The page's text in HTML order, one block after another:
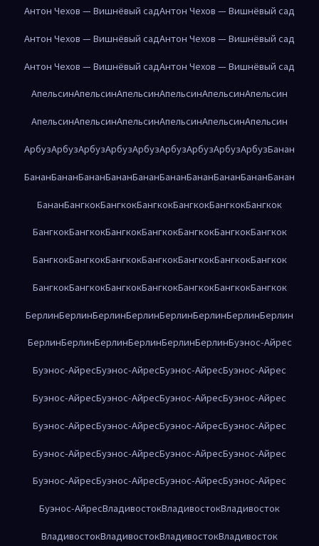
Антон Чехов — Вишнёвый садАнтон Чехов — Вишнёвый сад
Антон Чехов — Вишнёвый садАнтон Чехов — Вишнёвый сад
Антон Чехов — Вишнёвый садАнтон Чехов — Вишнёвый сад
АпельсинАпельсинАпельсинАпельсинАпельсинАпельсин
АпельсинАпельсинАпельсинАпельсинАпельсинАпельсин
АрбузАрбузАрбузАрбузАрбузАрбузАрбузАрбузАрбузБанан
БананБананБананБананБананБананБананБананБананБанан
БананБангкокБангкокБангкокБангкокБангкокБангкок
БангкокБангкокБангкокБангкокБангкокБангкокБангкок
БангкокБангкокБангкокБангкокБангкокБангкокБангкок
БангкокБангкокБангкокБангкокБангкокБангкокБангкок
БерлинБерлинБерлинБерлинБерлинБерлинБерлинБерлин
БерлинБерлинБерлинБерлинБерлинБерлинБуэнос-Айрес
Буэнос-АйресБуэнос-АйресБуэнос-АйресБуэнос-Айрес
Буэнос-АйресБуэнос-АйресБуэнос-АйресБуэнос-Айрес
Буэнос-АйресБуэнос-АйресБуэнос-АйресБуэнос-Айрес
Буэнос-АйресБуэнос-АйресБуэнос-АйресБуэнос-Айрес
Буэнос-АйресБуэнос-АйресБуэнос-АйресБуэнос-Айрес
Буэнос-АйресВладивостокВладивостокВладивосток
ВладивостокВладивостокВладивостокВладивосток